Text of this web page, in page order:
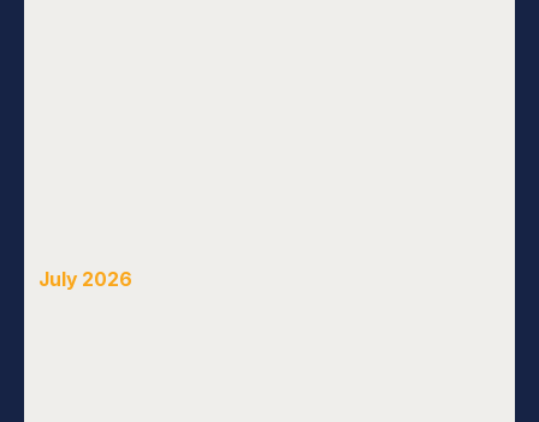
July 2026